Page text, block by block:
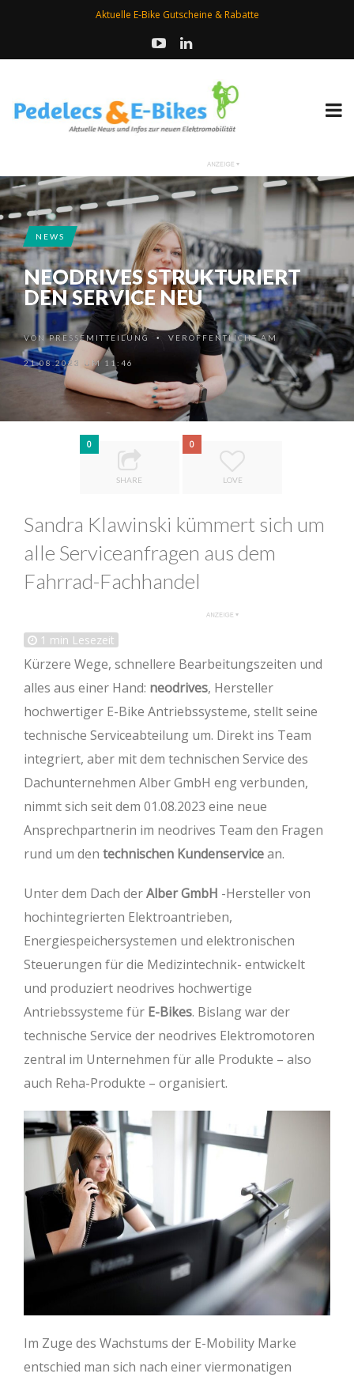
Aktuelle E-Bike Gutscheine & Rabatte
NEWS
NEODRIVES STRUKTURIERT
DEN SERVICE NEU
VONPRESSEMITTEILUNG • VERÖFFENTLICHT AM
21.08.2023 UM 11:46
0
SHARE
0
LOVE
Sandra Klawinski kümmert sich um
alle Serviceanfragen aus dem
Fahrrad-Fachhandel
1 min Lesezeit
Kürzere Wege, schnellere Bearbeitungszeiten und
alles aus einer Hand: neodrives, Hersteller
hochwertiger E-Bike Antriebssysteme, stellt seine
technische Serviceabteilung um. Direkt ins Team
integriert, aber mit dem technischen Service des
Dachunternehmen Alber GmbH eng verbunden,
nimmt sich seit dem 01.08.2023 eine neue
Ansprechpartnerin im neodrives Team den Fragen
rund um den technischen Kundenservicean.
Unter dem Dach derAlber GmbH -Hersteller von
hochintegrierten Elektroantrieben,
Energiespeichersystemen und elektronischen
Steuerungen für die Medizintechnik- entwickelt
und produziert neodrives hochwertige
Antriebssysteme für E-Bikes. Bislang war der
technische Service der neodrives Elektromotoren
zentral im Unternehmen für alle Produkte – also
auch Reha-Produkte – organisiert.
Im Zuge des Wachstums der E-Mobility Marke
entschied man sich nach einer viermonatigen